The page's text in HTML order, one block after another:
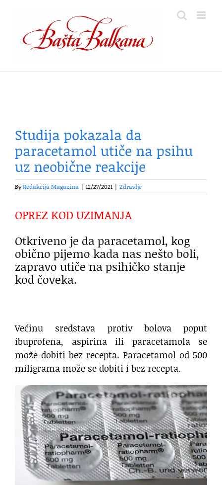
content
Studija pokazala da
paracetamol utiče na psihu
uz neobične reakcije
ByRedakcija Magazina 12/27/2021 Zdravlje
OPREZ KOD UZIMANJA
Otkriveno je da paracetamol, kog
obično pijemo kada nas nešto boli,
zapravo utiče na psihičko stanje
kod čoveka.
Većinu sredstava protiv bolova poput
ibuprofena, aspirina ili paracetamola se
može dobiti bez recepta. Paracetamol od 500
miligrama može se dobiti i bez recepta.